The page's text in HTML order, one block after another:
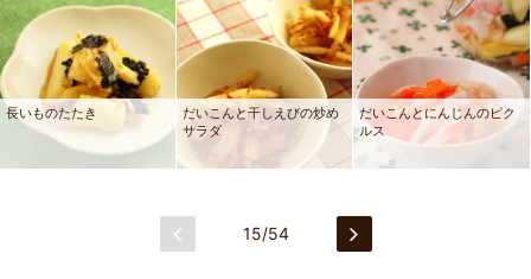
長いものたたき
だいこんと干しえびの炒め
サラダ
だいこんとにんじんのピク
ルス
15/54